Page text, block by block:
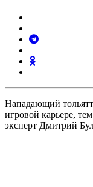
Нападающий
игровой карьере,
эксперт Дмитрий